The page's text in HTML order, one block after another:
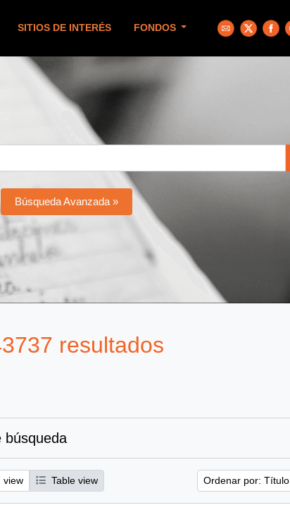
SITIOS DE INTERÉS FONDOS
Búsqueda Avanzada »
resultados
búsqueda
view Table view Ordenar por: Título